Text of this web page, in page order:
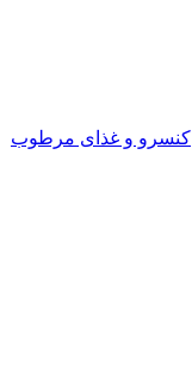
کنسرو و غذای مرطوب